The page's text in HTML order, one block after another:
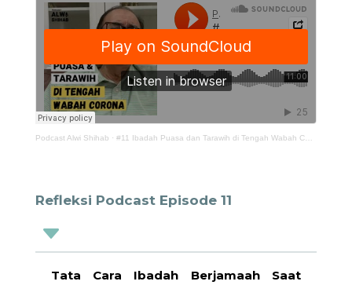
Podcast Alwi Shihab · #11 Ibadah Puasa dan Tarawih di Tengah Wabah Corona
Refleksi Podcast Episode 11
C
Tata Cara Ibadah Berjamaah Saat